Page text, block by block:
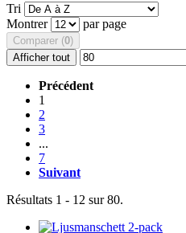
Tri
Montrer
par page
Comparer (0)
Afficher tout
Précédent
1
2
3
...
7
Suivant
Résultats 1 - 12 sur 80.